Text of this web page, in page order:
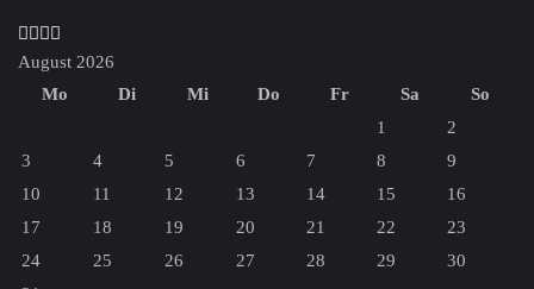
August 2026
Mo
Di Mi Do Fr Sa
So
1
2
3
4 5 6 7 8
9
10
11 12 13 14 15
16
17
18 19 20 21 22
23
24
25 26 27 28 29
30